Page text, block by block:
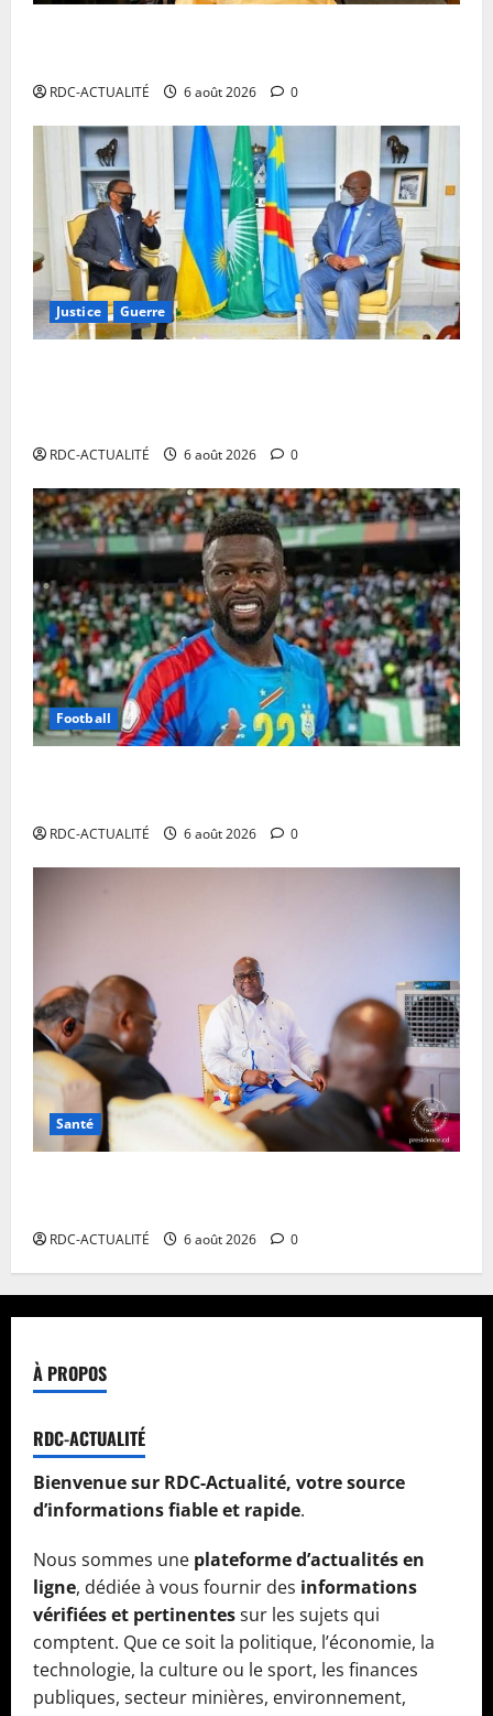
RDC-ACTUALITÉ 6 août 2026 0
Justice Guerre
RDC-ACTUALITÉ 6 août 2026 0
Football
RDC-ACTUALITÉ 6 août 2026 0
Santé
RDC-ACTUALITÉ 6 août 2026 0
À PROPOS
RDC-ACTUALITÉ
Bienvenue sur RDC-Actualité, votre source
d’informations fiable et rapide.
Nous sommes une plateforme d’actualités en
ligne, dédiée à vous fournir des informations
vérifiées et pertinentessur les sujets qui
comptent. Que ce soit la politique, l’économie, la
technologie, la culture ou le sport, les finances
publiques, secteur minières, environnement,